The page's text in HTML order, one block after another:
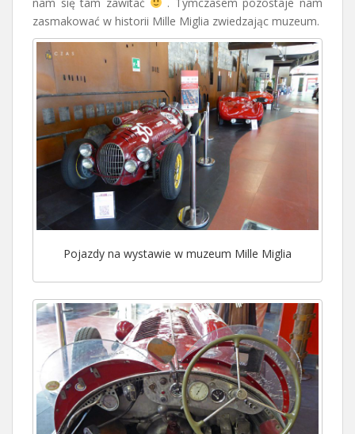
zasmakować w historii Mille Miglia zwiedzając muzeum.
Pojazdy na wystawie w muzeum Mille Miglia